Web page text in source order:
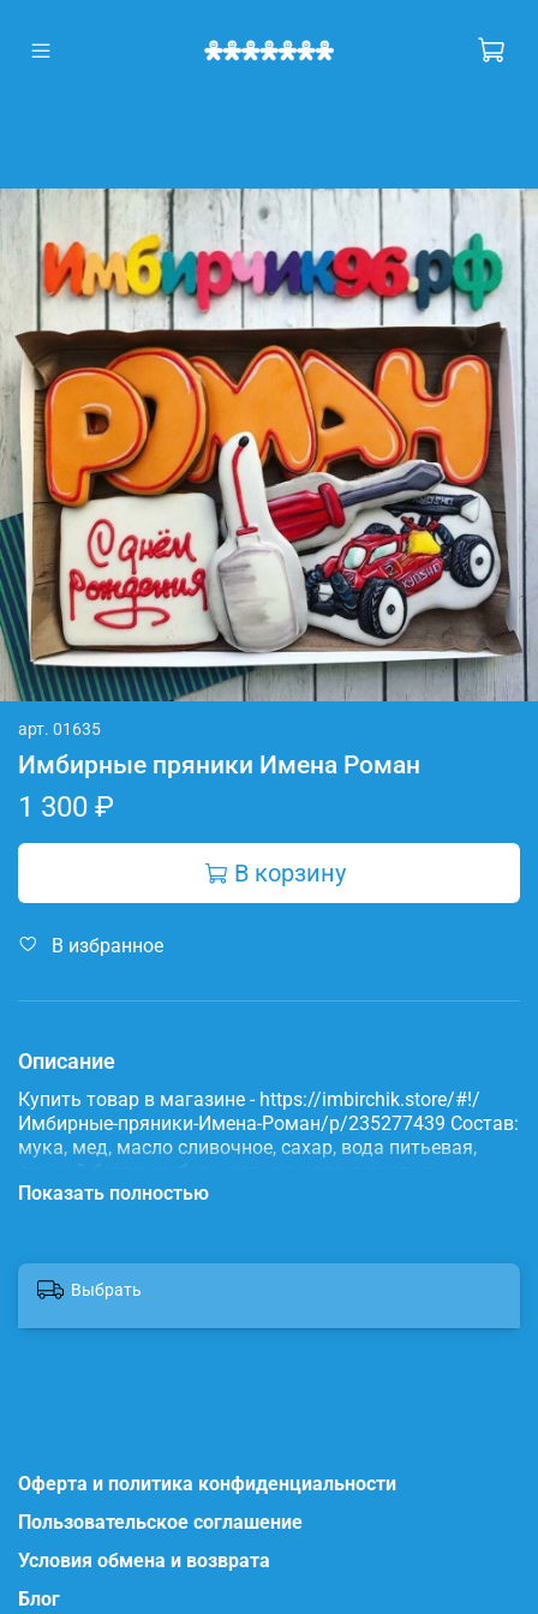
арт. 01635
Имбирные пряники Имена Роман
1 300 ₽
В корзину
В избранное
Описание
Купить товар в магазине - https://imbirchik.store/#!/
Имбирные-пряники-Имена-Роман/p/235277439 Состав:
мука, мед, масло сливочное, сахар, вода питьевая,
яичный белок, имбирь, корица, сода, пищевые
красители.
Показать полностью
Выбрать
Оферта и политика конфиденциальности
Пользовательское соглашение
Условия обмена и возврата
Блог